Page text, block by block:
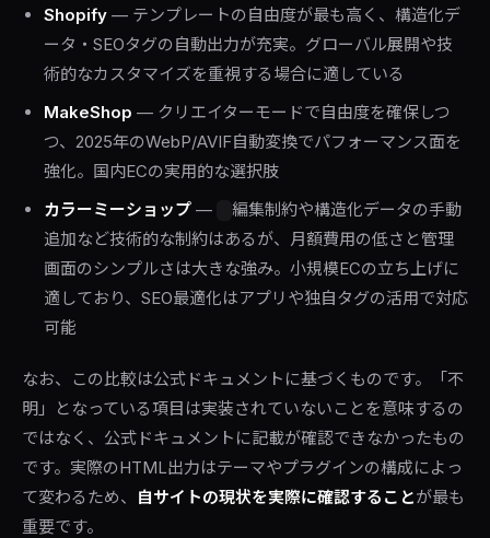
Shopify — テンプレートの自由度が最も高く、構造化デ
ータ・SEOタグの自動出力が充実。グローバル展開や技
術的なカスタマイズを重視する場合に適している
MakeShop — クリエイターモードで自由度を確保しつ
つ、2025年のWebP/AVIF自動変換でパフォーマンス面を
強化。国内ECの実用的な選択肢
カラーミーショップ —
編集制約や構造化データの手動
追加など技術的な制約はあるが、月額費用の低さと管理
画面のシンプルさは大きな強み。小規模ECの立ち上げに
適しており、SEO最適化はアプリや独自タグの活用で対応
可能
なお、この比較は公式ドキュメントに基づくものです。「不
明」となっている項目は実装されていないことを意味するの
ではなく、公式ドキュメントに記載が確認できなかったもの
です。実際のHTML出力はテーマやプラグインの構成によっ
て変わるため、
自サイトの現状を実際に確認することが最も
重要です。